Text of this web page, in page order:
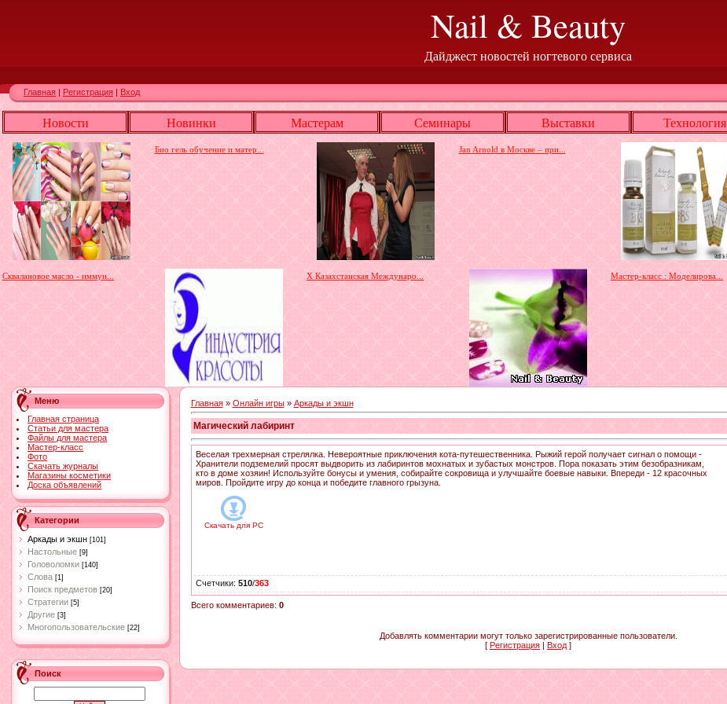
Nail & Beauty
Дайджест новостей ногтевого сервиса
Главная | Регистрация | Вход
Новости Новинки Мастерам Семинары Выставки Технология
Био гель обучение и матер... Jan Arnold в Москве – при...
Сквалановое масло - иммун... X Казахстанская Междунаро... Мастер-класс : Моделирова...
Меню
Главная страница
Статьи для мастера
Файлы для мастера
Мастер-класс
Фото
Скачать журналы
Магазины косметики
Доска объявлений
Категории
Аркады и экшн [101]
Настольные [9]
Головоломки [140]
Слова [1]
Поиск предметов [20]
Стратегии [5]
Другие [3]
Многопользовательские [22]
Поиск
Главная» Онлайн игры» Аркады и экшн
Магический лабиринт
Веселая трехмерная стрелялка. Невероятные приключения кота-путешественника. Рыжий герой получает сигнал о помощи -
Хранители подземелий просят выдворить из лабиринтов мохнатых и зубастых монстров. Пора показать этим безобразникам,
кто в доме хозяин! Используйте бонусы и умения, собирайте сокровища и улучшайте боевые навыки. Впереди - 12 красочных
миров. Пройдите игру до конца и победите главного грызуна.
Скачать дляPC
Счетчики: 510/363
Всего комментариев: 0
Добавлять комментарии могут только зарегистрированные пользователи.
[ Регистрация | Вход ]